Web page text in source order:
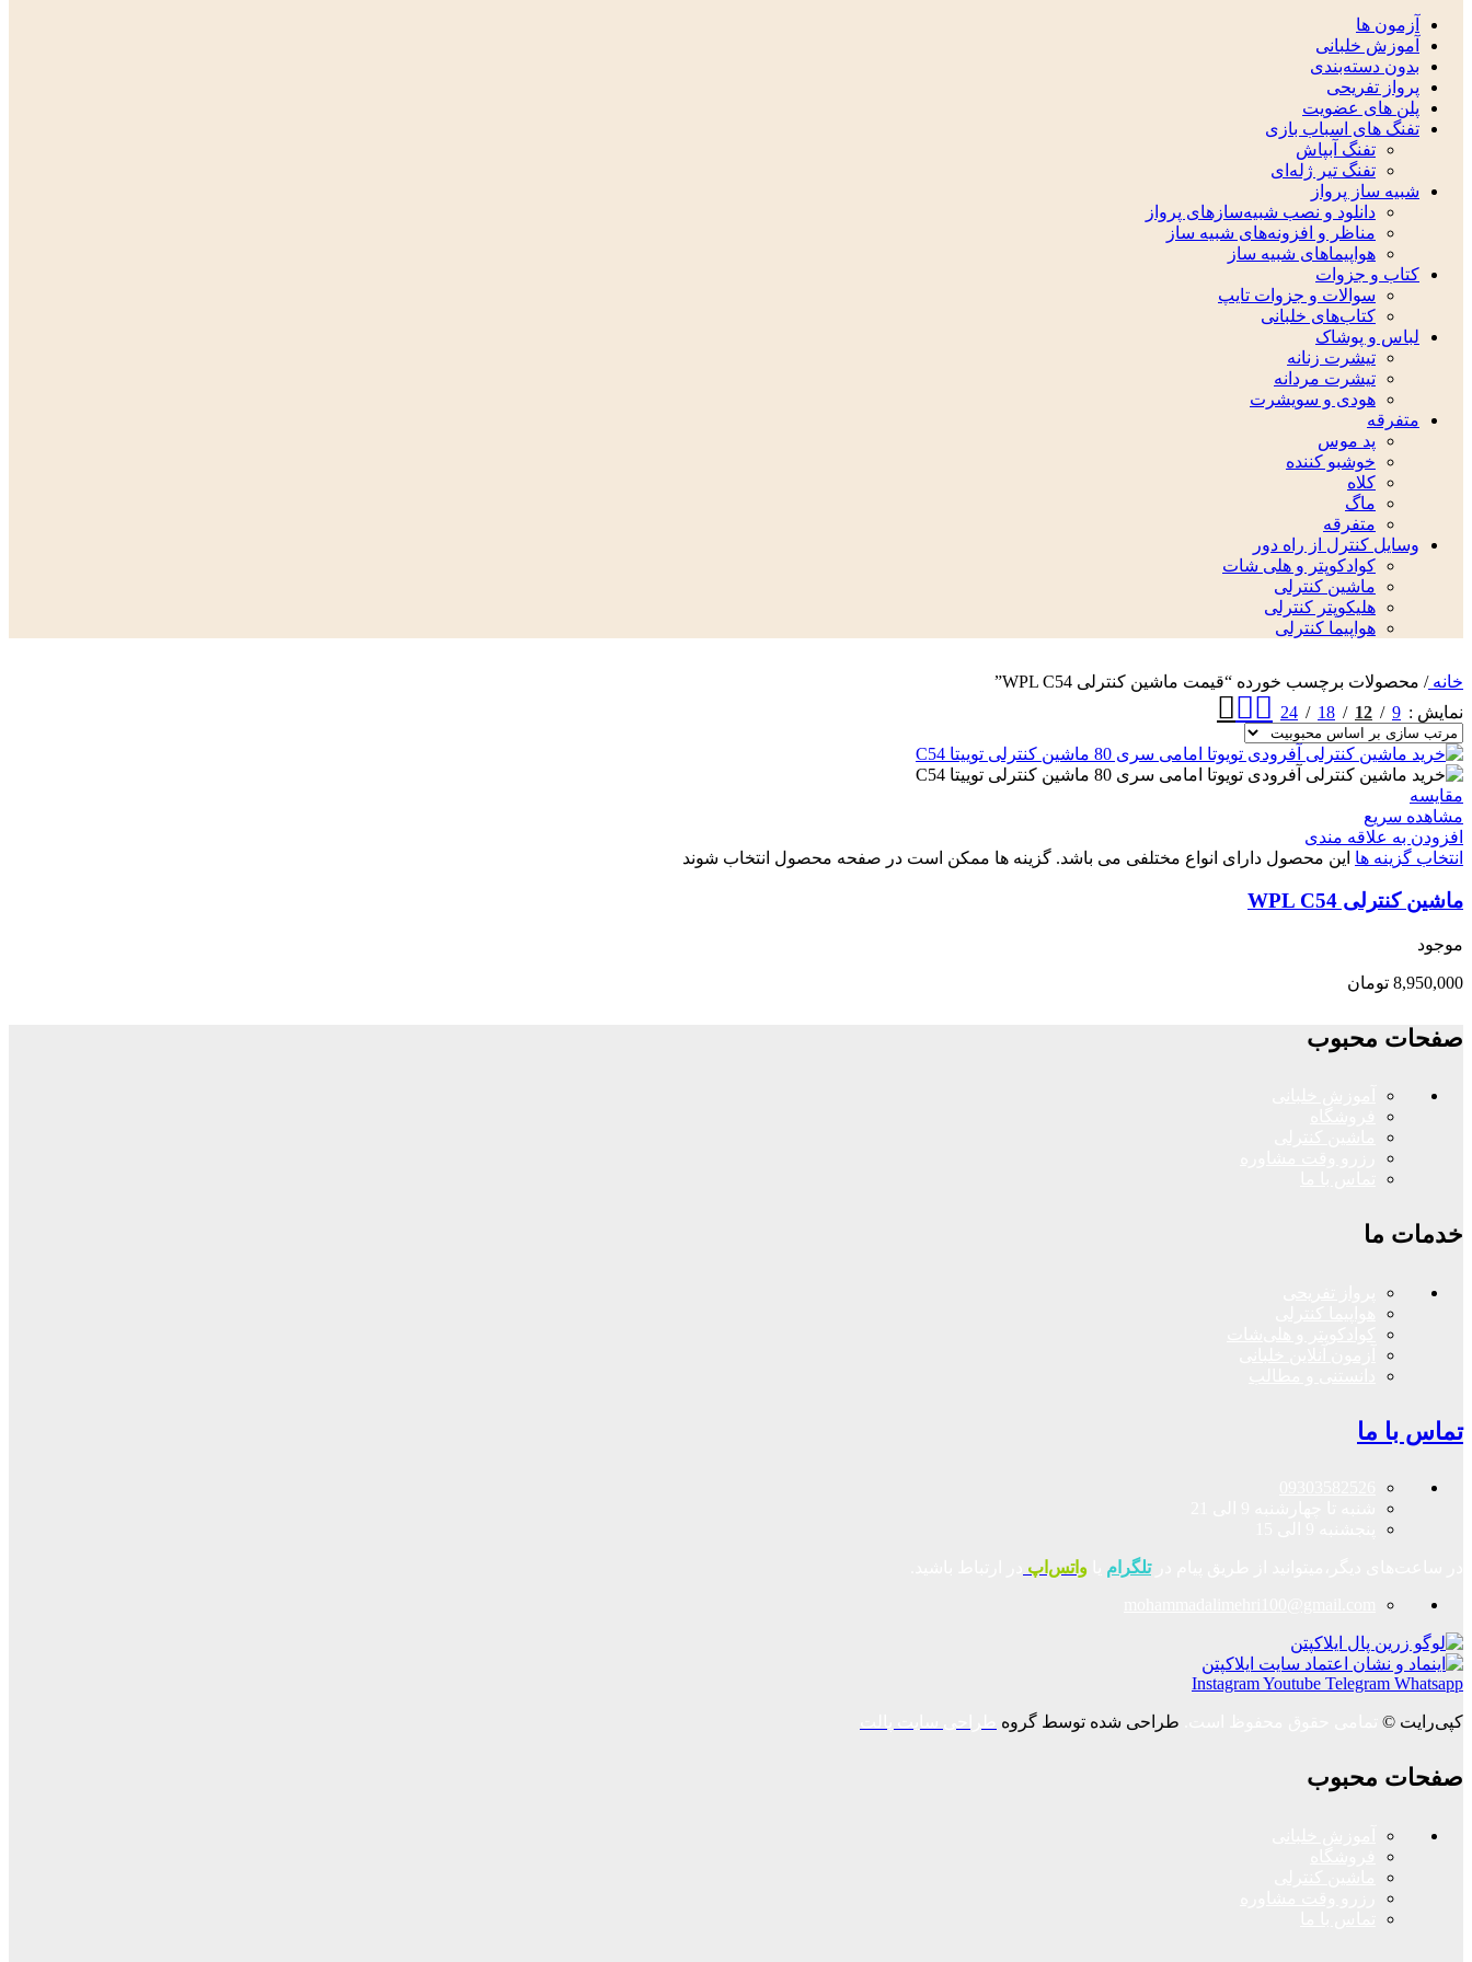
آزمون ها
آموزش خلبانی
بدون دسته‌بندی
پرواز تفریحی
پلن های عضویت
تفنگ های اسباب بازی
تفنگ آبپاش
تفنگ تیر ژله‌ای
شبیه ساز پرواز
دانلود و نصب شبیه‌سازهای پرواز
مناظر و افزونه‌های شبیه ساز
هواپیماهای شبیه ساز
کتاب و جزوات
سوالات و جزوات تایپ
کتاب‌های خلبانی
لباس و پوشاک
تیشرت زنانه
تیشرت مردانه
هودی و سویشرت
متفرقه
پد موس
خوشبو کننده
کلاه
ماگ
متفرقه
وسایل کنترل از راه دور
کوادکوپتر و هلی شات
ماشین کنترلی
هلیکوپتر کنترلی
هواپیما کنترلی
خانه/ محصولات برچسب خورده “قیمت ماشین کنترلی WPL C54”
نمایش
9
12
18
24
مقایسه
مشاهده سریع
افزودن به علاقه مندی
انتخاب گزینه ها این محصول دارای انواع مختلفی می باشد. گزینه ها ممکن است در صفحه محصول انتخاب شوند
ماشین کنترلی WPL C54
موجود
8,950,000 تومان
صفحات محبوب
خدمات ما
تماس با ما
در ساعت‌های دیگر،میتوانید از طریق پیام درتلگرام واتس‌اپ
InstagramYoutube Telegram Whatsapp
کپی‌رایت © طراحی شده توسط گروه
صفحات محبوب